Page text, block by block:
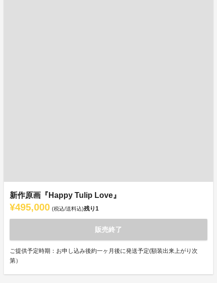
新作原画『Happy Tulip Love』
¥495,000 (税込/送料込)残り1
販売終了
ご提供予定時期：お申し込み後約一ヶ月後に発送予定(額装出来上がり次
第）